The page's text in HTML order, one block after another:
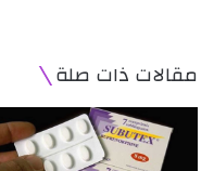
مقالات ذات صلة